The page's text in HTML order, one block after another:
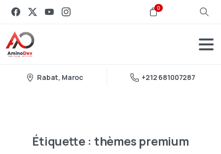
0
Rabat, Maroc +212 681007287
Étiquette : thèmes premium